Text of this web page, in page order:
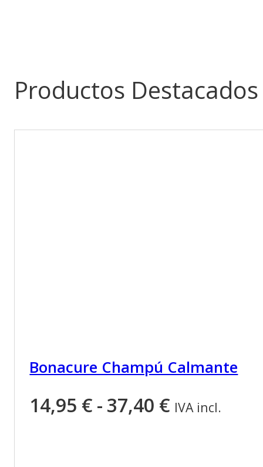
Productos Destacados
Bonacure Champú Calmante
14,95 € - 37,40 € Rango
IVA incl.